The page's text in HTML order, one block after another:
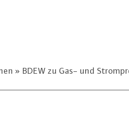
BDEW zu Gas- und